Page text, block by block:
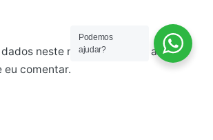
neste navegador para a
eu comentar.
Podemos
ajudar?